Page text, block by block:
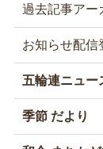
過去記事アー
お知らせ配信
五輪連ニュー
季節 だより